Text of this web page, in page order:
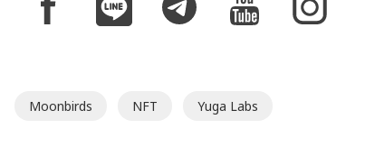
Moonbirds NFT Yuga Labs